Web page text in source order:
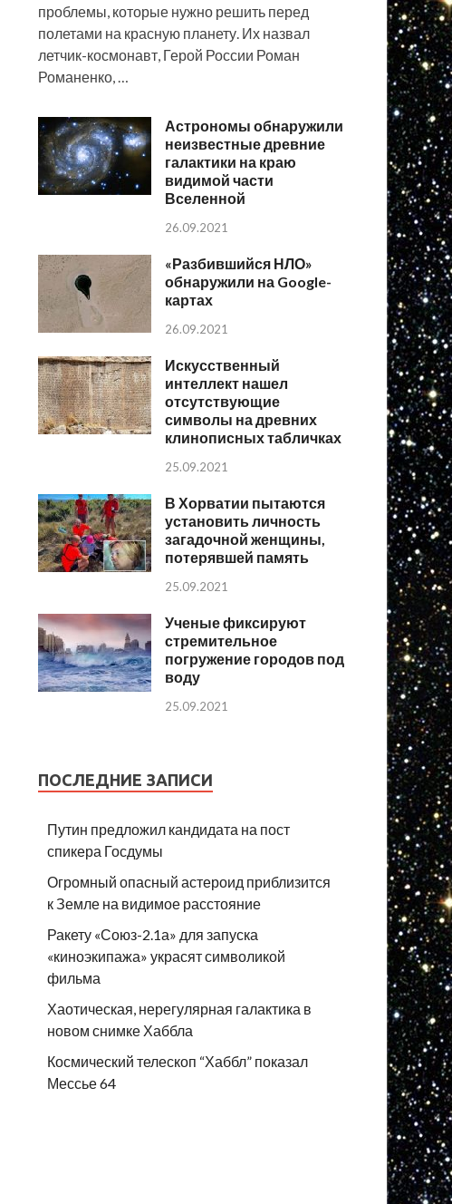
проблемы, которые нужно решить перед
полетами на красную планету. Их назвал
летчик-космонавт, Герой России Роман
Романенко, …
Астрономы обнаружили
неизвестные древние
галактики на краю
видимой части
Вселенной
26.09.2021
«Разбившийся НЛО»
обнаружили на Google-
картах
26.09.2021
Искусственный
интеллект нашел
отсутствующие
символы на древних
клинописных табличках
25.09.2021
В Хорватии пытаются
установить личность
загадочной женщины,
потерявшей память
25.09.2021
Ученые фиксируют
стремительное
погружение городов под
воду
25.09.2021
ПОСЛЕДНИЕ ЗАПИСИ
Путин предложил кандидата на пост
спикера Госдумы
Огромный опасный астероид приблизится
к Земле на видимое расстояние
Ракету «Союз-2.1а» для запуска
«киноэкипажа» украсят символикой
фильма
Хаотическая, нерегулярная галактика в
новом снимке Хаббла
Космический телескоп “Хаббл” показал
Мессье 64